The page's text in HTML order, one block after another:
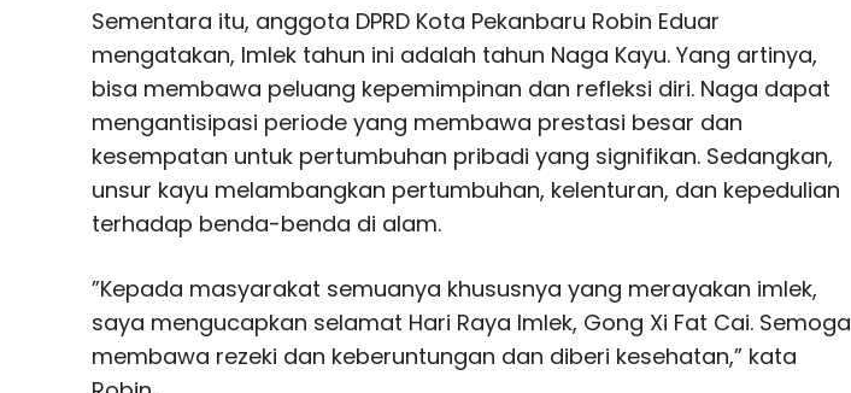
Sementara itu, anggota DPRD Kota Pekanbaru Robin Eduar
mengatakan, Imlek tahun ini adalah tahun Naga Kayu. Yang artinya,
bisa membawa peluang kepemimpinan dan refleksi diri. Naga dapat
mengantisipasi periode yang membawa prestasi besar dan
kesempatan untuk pertumbuhan pribadi yang signifikan. Sedangkan,
unsur kayu melambangkan pertumbuhan, kelenturan, dan kepedulian
terhadap benda-benda di alam.
”Kepada masyarakat semuanya khususnya yang merayakan imlek,
saya mengucapkan selamat Hari Raya Imlek, Gong Xi Fat Cai. Semoga
membawa rezeki dan keberuntungan dan diberi kesehatan,” kata